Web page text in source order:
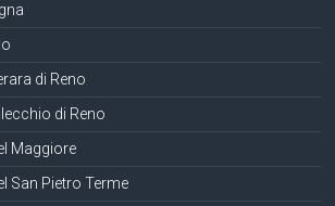
di Reno
di Reno
Maggiore
San Pietro Terme